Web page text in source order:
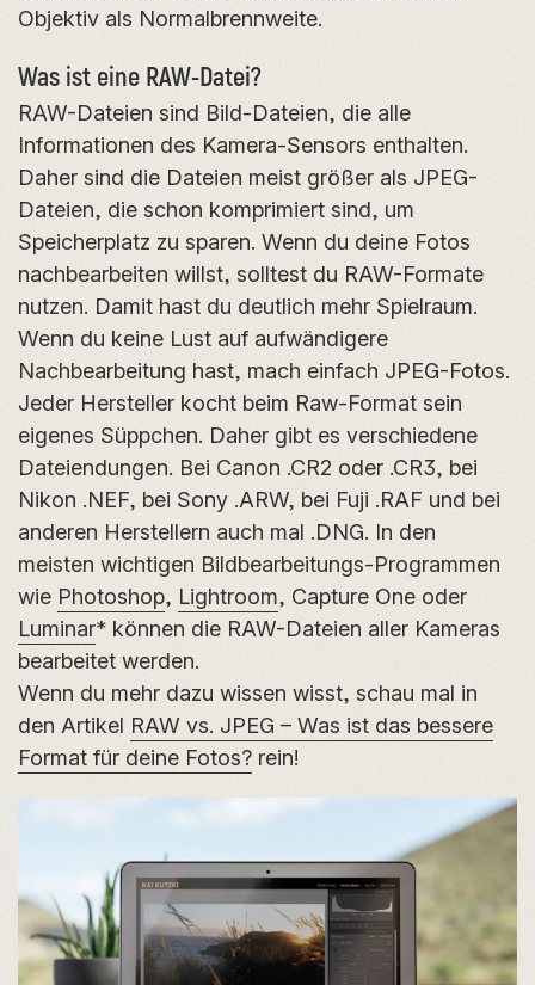
Objektiv als Normalbrennweite.
Was ist eine RAW-Datei?
RAW-Dateien sind Bild-Dateien, die alle
Informationen des Kamera-Sensors enthalten.
Daher sind die Dateien meist größer als JPEG-
Dateien, die schon komprimiert sind, um
Speicherplatz zu sparen. Wenn du deine Fotos
nachbearbeiten willst, solltest du RAW-Formate
nutzen. Damit hast du deutlich mehr Spielraum.
Wenn du keine Lust auf aufwändigere
Nachbearbeitung hast, mach einfach JPEG-Fotos.
Jeder Hersteller kocht beim Raw-Format sein
eigenes Süppchen. Daher gibt es verschiedene
Dateiendungen. Bei Canon .CR2 oder .CR3, bei
Nikon .NEF, bei Sony .ARW, bei Fuji .RAF und bei
anderen Herstellern auch mal .DNG. In den
meisten wichtigen Bildbearbeitungs-Programmen
wie Photoshop, Lightroom, Capture One oder
Luminar* können die RAW-Dateien aller Kameras
bearbeitet werden.
Wenn du mehr dazu wissen wisst, schau mal in
den Artikel RAW vs. JPEG – Was ist das bessere
Format für deine Fotos? rein!